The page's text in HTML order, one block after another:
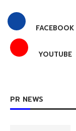
FACEBOOK
YOUTUBE
PR NEWS